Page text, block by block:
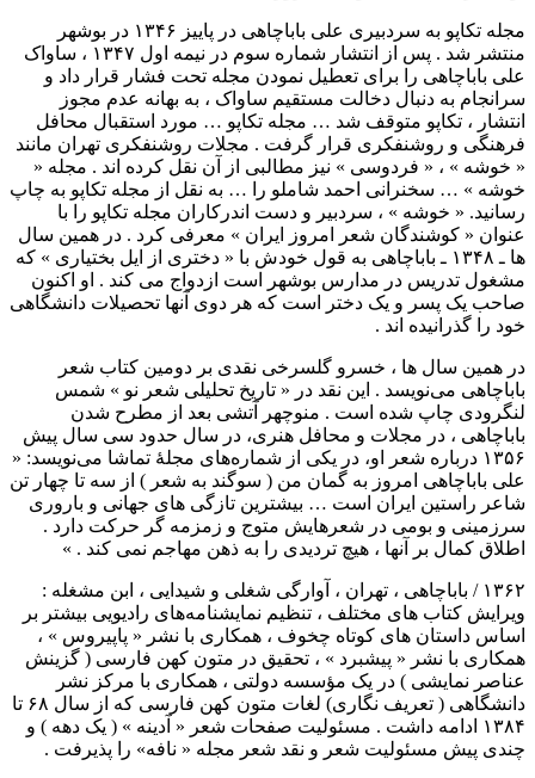
مجله تکاپو به سردبیری علی باباچاهی در پاییز ۱۳۴۶ در بوشهر
منتشر شد . پس از انتشار شماره سوم در نیمه اول ۱۳۴۷ ، ساواک
علی باباچاهی را برای تعطیل نمودن مجله تحت فشار قرار داد و
سرانجام به دنبال دخالت مستقیم ساواک ، به بهانه عدم مجوز
انتشار ، تکاپو متوقف شد … مجله تکاپو … مورد استقبال محافل
فرهنگی و روشنفکری قرار گرفت . مجلات روشنفکری تهران مانند
« خوشه » ، « فردوسی » نیز مطالبی از آن نقل کرده اند . مجله «
خوشه » … سخنرانی احمد شاملو را … به نقل از مجله تکاپو به چاپ
رسانید. « خوشه » ، سردبیر و دست اندرکاران مجله تکاپو را با
عنوان « کوشندگان شعر امروز ایران » معرفی کرد . در همین سال
ها ـ ۱۳۴۸ ـ باباچاهی به قول خودش با « دختری از ایل بختیاری » که
مشغول تدریس در مدارس بوشهر است ازدواج می کند . او اکنون
صاحب یک پسر و یک دختر است که هر دوی آنها تحصیلات دانشگاهی
خود را گذرانیده اند .
در همین سال ها ، خسرو گلسرخی نقدی بر دومین کتاب شعر
باباچاهی می‌نویسد . این نقد در « تاریخ تحلیلی شعر نو » شمس
لنگرودی چاپ شده است . منوچهر آتشی بعد از مطرح شدن
باباچاهی ، در مجلات و محافل هنری، در سال حدود سی سال پیش
۱۳۵۶ درباره شعر او، در یکی از شماره‌های مجلهٔ تماشا می‌نویسد: «
علی باباچاهی امروز به گمان من ( سوگند به شعر ) از سه تا چهار تن
شاعر راستین ایران است … بیشترین تازگی های جهانی و باروری
سرزمینی و بومی در شعرهایش متوج و زمزمه گر حرکت دارد .
اطلاق کمال بر آنها ، هیچ تردیدی را به ذهن مهاجم نمی کند . »
۱۳۶۲ / باباچاهی ، تهران ، آوارگی شغلی و شیدایی ، ابن مشغله :
ویرایش کتاب های مختلف ، تنظیم نمایشنامه‌های رادیویی بیشتر بر
اساس داستان های کوتاه چخوف ، همکاری با نشر « پاپیروس » ،
همکاری با نشر « پیشبرد » ، تحقیق در متون کهن فارسی ( گزینش
عناصر نمایشی ) در یک مؤسسه دولتی ، همکاری با مرکز نشر
دانشگاهی ( تعریف نگاری) لغات متون کهن فارسی که از سال ۶۸ تا
۱۳۸۴ ادامه داشت . مسئولیت صفحات شعر « آدینه » ( یک دهه ) و
چندی پیش مسئولیت شعر و نقد شعر مجله « نافه» را پذیرفت .